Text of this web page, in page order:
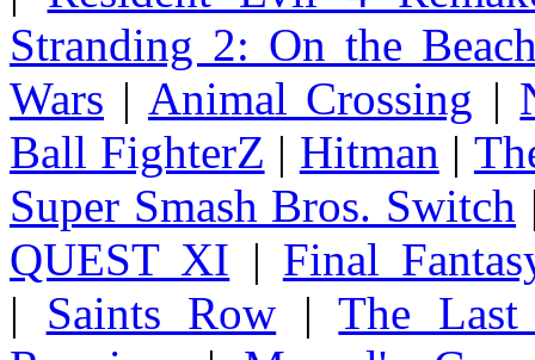
Stranding 2: On the
Wars | Animal Crossing |
Ball FighterZ | Hitman |
Super Smash Bros. Switch
QUEST XI | Final
| Saints Row |The